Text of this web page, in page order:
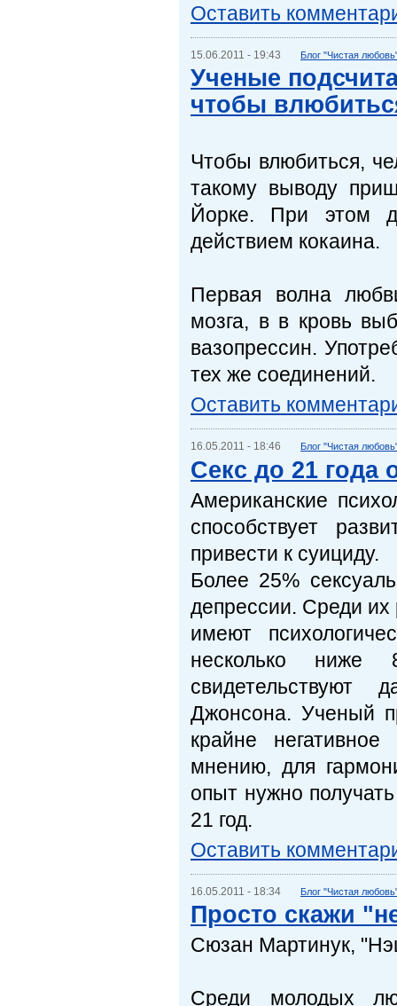
Оставить
15.06.2011 - 19:43 Блог "Чистая
Ученые
чтобы
Чтобы влюбиться,
такому выводу
Йорке. При этом
действием кокаина.
Первая волна
мозга, в в кровь
вазопрессин.
тех же соединений.
Оставить
16.05.2011 - 18:46 Блог "Чистая
Секс до 21 года
Американские
способствует
привести к суициду.
Более 25%
депрессии. Среди
имеют
несколько
свидетельствуют
Джонсона. Ученый
крайне
мнению, для
опыт нужно
21 год.
Оставить
16.05.2011 - 18:34 Блог "Чистая
Просто скажи
Сюзан Мартинук,
Среди молодых